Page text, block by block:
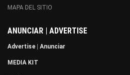
MAPA DEL SITIO
ANUNCIAR | ADVERTISE
Advertise Anunciar
MEDIA KIT